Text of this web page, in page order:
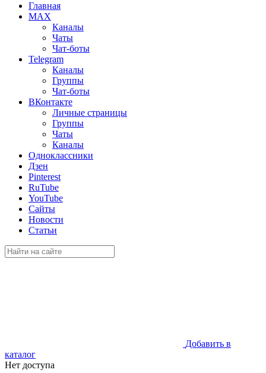
Главная
MAX
Каналы
Чаты
Чат-боты
Telegram
Каналы
Группы
Чат-боты
ВКонтакте
Личные страницы
Группы
Чаты
Каналы
Одноклассники
Дзен
Pinterest
RuTube
YouTube
Сайты
Новости
Статьи
Добавить в
каталог
Нет доступа